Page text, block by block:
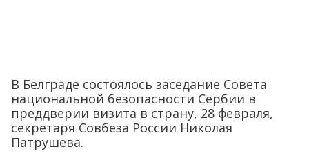
В Белграде состоялось заседание Совета
национальной безопасности Сербии в
преддверии визита в страну, 28 февраля,
секретаря Совбеза России Николая
Патрушева.